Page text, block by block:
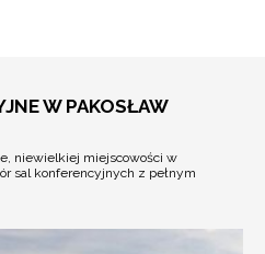
W PAKOSŁAW
niewielkiej miejscowości w
sal konferencyjnych z pełnym